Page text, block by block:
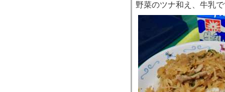
野菜のツナ和え、牛乳